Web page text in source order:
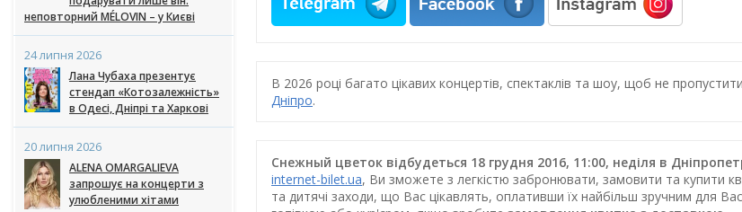
неповторний MÉLOVIN – у Києві
24 липня 2026
Лана Чубаха презентує
стендап «Котозалежність»
в Одесі, Дніпрі та Харкові
20 липня 2026
ALENA OMARGALIEVA
запрошує на концерти з
улюбленими хітами
В 2026 році багато цікавих концертів, спектаклів та шоу, щоб не
Дніпро.
Снежный цветок відбудеться 18 грудня 2016, 11:00, неділя в
internet-bilet.ua, Ви зможете з легкістю забронювати, замовити та купити
та дитячі заходи, що Вас цікавлять, оплативши їх найбільш зручним для